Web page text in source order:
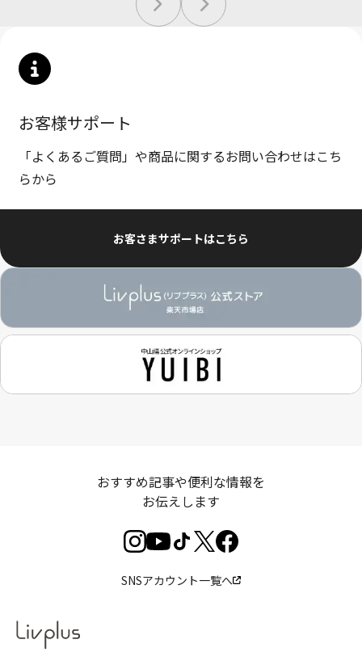
お客様サポート
「よくあるご質問」や商品に関するお問い合わせはこち
らから
お客さまサポートはこちら
おすすめ記事や便利な情報を
お伝えします
SNSアカウント一覧へ